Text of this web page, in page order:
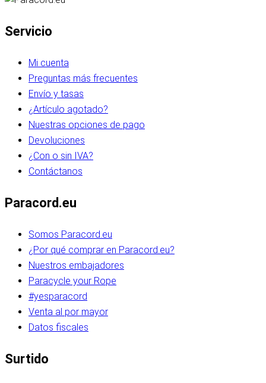
Servicio
Mi cuenta
Preguntas más frecuentes
Envío y tasas
¿Artículo agotado?
Nuestras opciones de pago
Devoluciones
¿Con o sin IVA?
Contáctanos
Paracord.eu
Somos Paracord.eu
¿Por qué comprar en Paracord.eu?
Nuestros embajadores
Paracycle your Rope
#yesparacord
Venta al por mayor
Datos fiscales
Surtido